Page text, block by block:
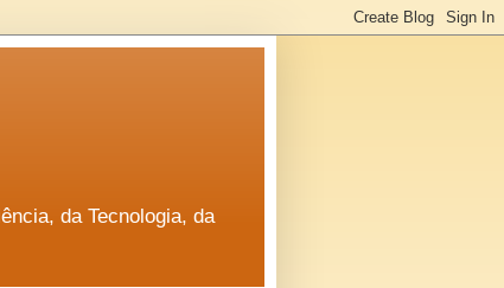
da Tecnologia, da